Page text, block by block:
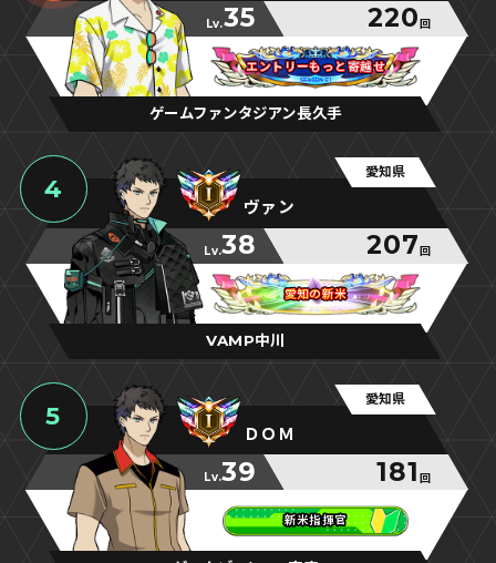
Lv.35 220 回
エントリーもっと寄越せ
エントリーもっと寄越せ
エントリーもっと寄越せ
ゲームファンタジアン長久手
4
愛知県
ヴァン
Lv.38 207 回
愛知の新米
愛知の新米
愛知の新米
VAMP中川
5
愛知県
ＤＯＭ
Lv.39 181 回
新米指揮官
新米指揮官
新米指揮官